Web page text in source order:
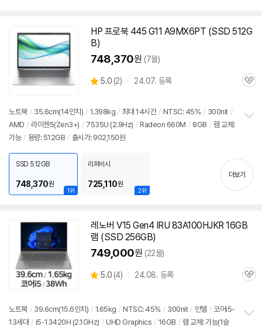
기
HP 프로북 445 G11 A9MX6PT (SSD 512G
B)
748,370원 (7몰)
별
5.0 (상
2) 24.07. 등록
관
노트북 / 35.6cm(14인치) / 1.398kg / 최대 14시간 / NTSC: 45% / 300nit /
AMD / 라이젠5(Zen3+) / 7535U (2.9Hz) / Radeon 660M / 8GB / 램 교체:
가능 / 용량: 512GB / 출시가: 902,150원
기
1위
SSD 512GB
748,370원
2위
리퍼비시
725,110원
더보기
레노버 V15 Gen4 IRU 83A100HJKR 16GB
램 (SSD 256GB)
749,000원 (22몰)
별
5.0 (상
뷰
4) 24.08. 등록
관
노트북 / 39.6cm(15.6인치) / 1.65kg / NTSC: 45% / 300nit / 인텔 / 코어i5-
13세대 / i5-13420H (2.1GHz) / UHD Graphics / 16GB / 램 교체: 가능(1슬